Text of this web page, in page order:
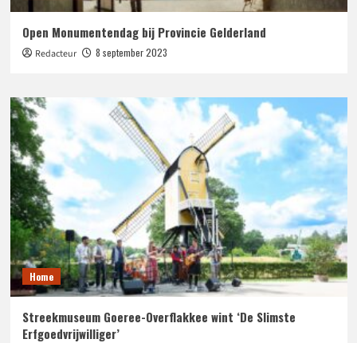
Open Monumentendag bij Provincie Gelderland
Redacteur 8 september 2023
Home
Streekmuseum Goeree-Overflakkee wint ‘De Slimste
Erfgoedvrijwilliger’